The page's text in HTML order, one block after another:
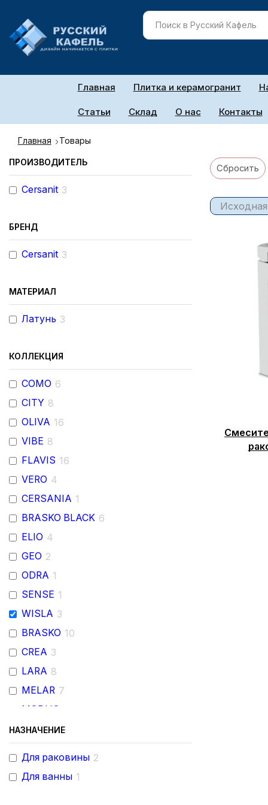
Главная Плитка и керамогранит
Статьи Склад О нас Контакты
Главная Товары
Сбросить
ПРОИЗВОДИТЕЛЬ
Cersanit 3
БРЕНД
Cersanit 3
МАТЕРИАЛ
Латунь 3
КОЛЛЕКЦИЯ
COMO 6
CITY 8
OLIVA 16
VIBE 8
FLAVIS 16
VERO 4
CERSANIA 1
BRASKO BLACK 6
ELIO 4
GEO 2
ODRA 1
SENSE 1
WISLA 3
BRASKO 10
CREA 3
LARA 8
MELAR 7
MODUO
VIVO 3
НАЗНАЧЕНИЕ
Для раковины 2
Для ванны 1